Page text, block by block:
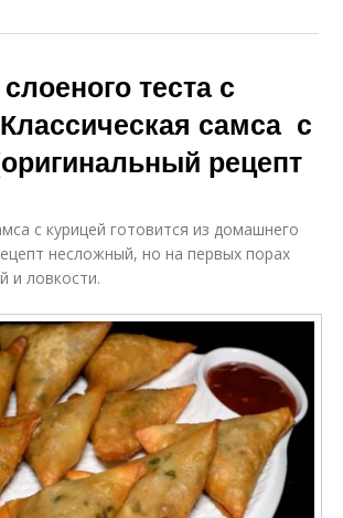
теста с
самса с
рецепт
с курицей готовится из домашнего
несложный, но на первых порах
и ловкости.